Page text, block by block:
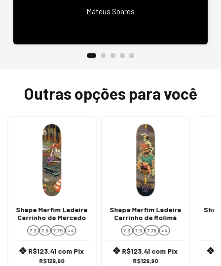
Mateus Soares
Outras opções para você
Shape Marfim Ladeira
Carrinho de Mercado
7.3 7.5 7.75 + 4
R$129,90
R$123,41 com Pix
Shape Marfim Ladeira
Carrinho de Rolimã
7.3 7.5 7.75 + 4
R$129,90
R$123,41 com Pix